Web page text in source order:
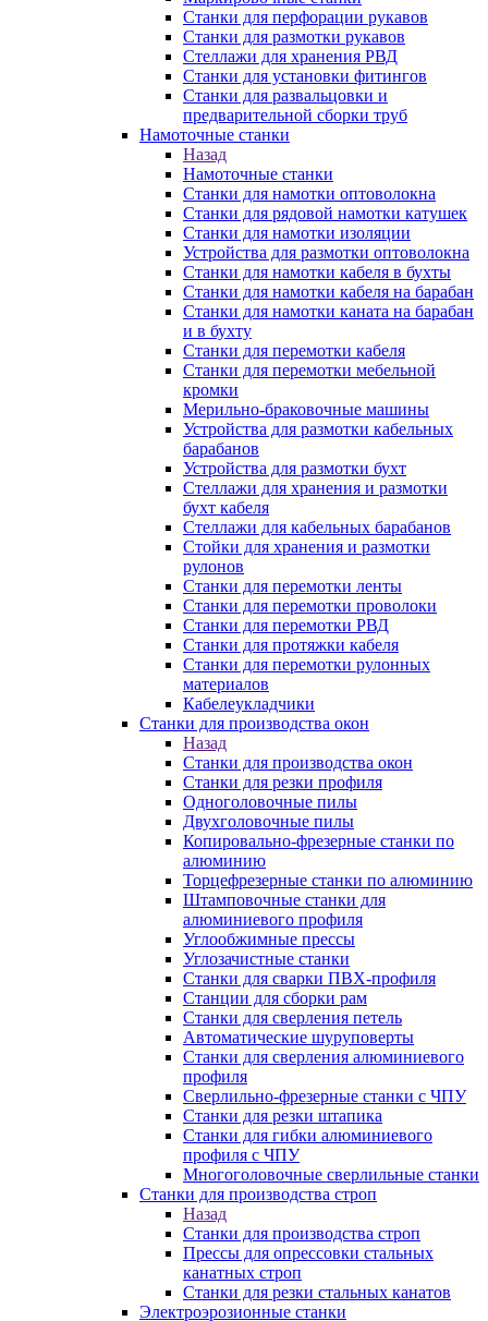
Станки для перфорации рукавов
Станки для размотки рукавов
Стеллажи для хранения РВД
Станки для установки фитингов
Станки для развальцовки и
предварительной сборки труб
Намоточные станки
Назад
Намоточные станки
Станки для намотки оптоволокна
Станки для рядовой намотки катушек
Станки для намотки изоляции
Устройства для размотки оптоволокна
Станки для намотки кабеля в бухты
Станки для намотки кабеля на барабан
Станки для намотки каната на барабан
и в бухту
Станки для перемотки кабеля
Станки для перемотки мебельной
кромки
Мерильно-браковочные машины
Устройства для размотки кабельных
барабанов
Устройства для размотки бухт
Стеллажи для хранения и размотки
бухт кабеля
Стеллажи для кабельных барабанов
Стойки для хранения и размотки
рулонов
Станки для перемотки ленты
Станки для перемотки проволоки
Станки для перемотки РВД
Станки для протяжки кабеля
Станки для перемотки рулонных
материалов
Кабелеукладчики
Станки для производства окон
Назад
Станки для производства окон
Станки для резки профиля
Одноголовочные пилы
Двухголовочные пилы
Копировально-фрезерные станки по
алюминию
Торцефрезерные станки по алюминию
Штамповочные станки для
алюминиевого профиля
Углообжимные прессы
Углозачистные станки
Станки для сварки ПВХ-профиля
Станции для сборки рам
Станки для сверления петель
Автоматические шуруповерты
Станки для сверления алюминиевого
профиля
Сверлильно-фрезерные станки с ЧПУ
Станки для резки штапика
Станки для гибки алюминиевого
профиля с ЧПУ
Многоголовочные сверлильные станки
Станки для производства строп
Назад
Станки для производства строп
Прессы для опрессовки стальных
канатных строп
Станки для резки стальных канатов
Электроэрозионные станки